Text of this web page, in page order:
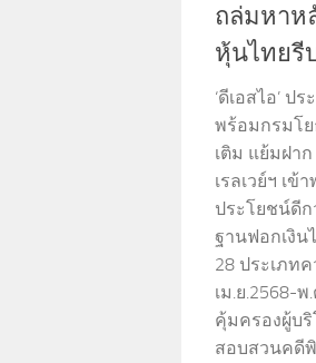
ถล่มหาห
หุ้นไทยรี
‘ดีเอสไอ’
พร้อมกรมโ
เติม แย้มฝา
เรลเวย์ฯ เ
ประโยชน์ดีก
ฐานฟอกเงิ
28 ประเภท
เม.ย.2568-
คุ้มครองผู้บ
สอบสวนคดี